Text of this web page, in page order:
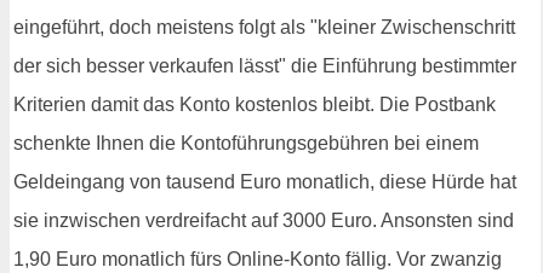
eingeführt, doch meistens folgt als "kleiner Zwischenschritt
der sich besser verkaufen lässt" die Einführung bestimmter
Kriterien damit das Konto kostenlos bleibt. Die Postbank
schenkte Ihnen die Kontoführungsgebühren bei einem
Geldeingang von tausend Euro monatlich, diese Hürde hat
sie inzwischen verdreifacht auf 3000 Euro. Ansonsten sind
1,90 Euro monatlich fürs Online-Konto fällig. Vor zwanzig